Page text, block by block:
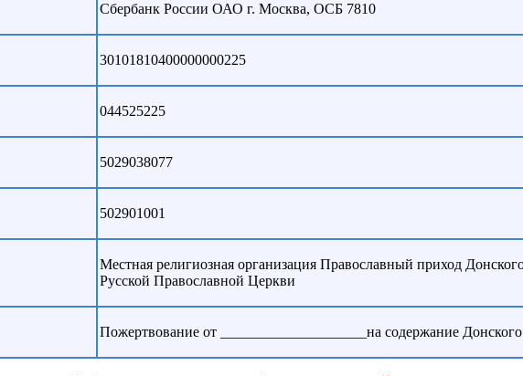
Сбербанк России ОАО г. Москва, ОСБ 7810
30101810400000000225
044525225
5029038077
502901001
Местная религиозная организация Православный приход
Русской Православной Церкви
Пожертвование от ____________________на содержание